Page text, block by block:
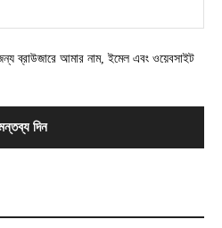
ব্রাউজারে আমার নাম, ইমেল এবং ওয়েবসাইট